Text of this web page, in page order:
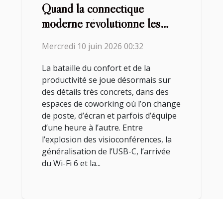
Quand la connectique
moderne révolutionne les
Mercredi 10 juin 2026 00:32
La bataille du confort et de la
productivité se joue désormais sur
des détails très concrets, dans des
espaces de coworking où l’on change
de poste, d’écran et parfois d’équipe
d’une heure à l’autre. Entre
l’explosion des visioconférences, la
généralisation de l’USB-C, l’arrivée
du Wi-Fi 6 et la...